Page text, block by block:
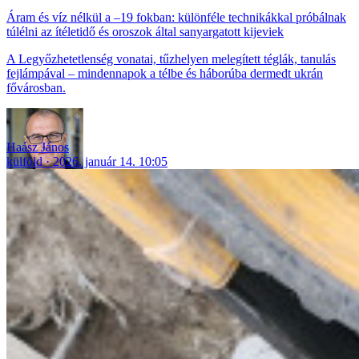
Áram és víz nélkül a –19 fokban: különféle technikákkal próbálnak
túlélni az ítéletidő és oroszok által sanyargatott kijeviek
A Legyőzhetetlenség vonatai, tűzhelyen melegített téglák, tanulás
fejlámpával – mindennapok a télbe és háborúba dermedt ukrán
fővárosban.
Haász János
külföld
2026. január 14. 10:05